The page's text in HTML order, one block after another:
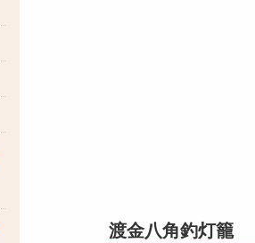
渡金八角釣灯籠